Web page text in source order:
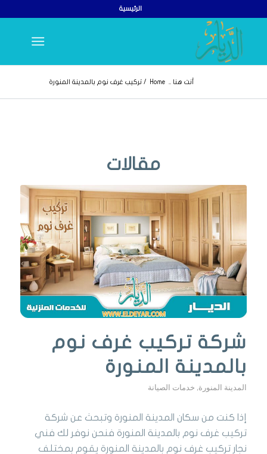
الرئيسية
أنت هنا .. Home
/ تركيب غرف نوم بالمدينة المنورة
مقالات
شركة تركيب غرف نوم
بالمدينة المنورة
المدينة المنورة, خدمات الصيانة
إذا كنت من سكان المدينة المنورة وتبحث عن شركة
تركيب غرف نوم بالمدينة المنورة فنحن نوفر لك فني
نجار تركيب غرف نوم بالمدينة المنورة يقوم بمختلف